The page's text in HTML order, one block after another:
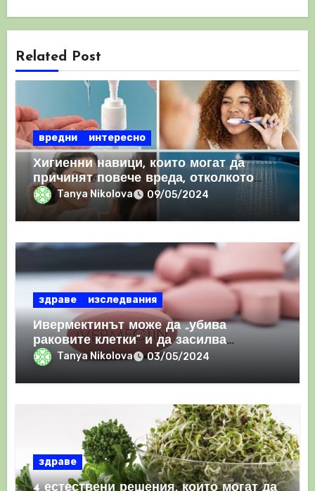
Related Post
вредни интересно
Хигиенни навици, които могат да
причинят повече вреда, отколкото
ползаTanya Nikolova 09/05/2024
здраве изследвания
Ивермектинът може да „убива
раковите клетки“ и да засилва
имунния отговор
Tanya Nikolova 03/05/2024
здраве
4 естествени решения, които могат да